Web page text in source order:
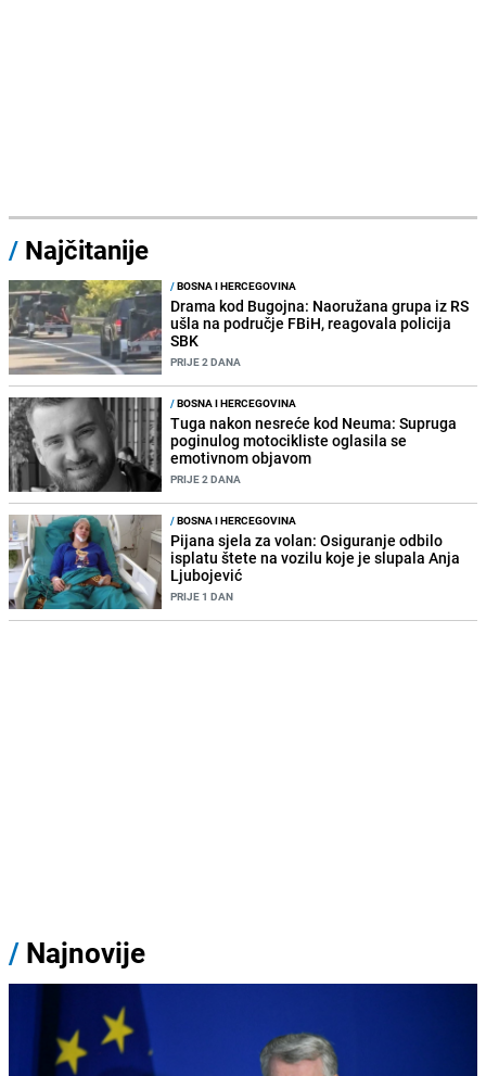
/ Najčitanije
/BOSNA I HERCEGOVINA
Drama kod Bugojna: Naoružana grupa iz RS
ušla na područje FBiH, reagovala policija
SBK
PRIJE 2 DANA
/BOSNA I HERCEGOVINA
Tuga nakon nesreće kod Neuma: Supruga
poginulog motocikliste oglasila se
emotivnom objavom
PRIJE 2 DANA
/BOSNA I HERCEGOVINA
Pijana sjela za volan: Osiguranje odbilo
isplatu štete na vozilu koje je slupala Anja
Ljubojević
PRIJE 1 DAN
/ Najnovije